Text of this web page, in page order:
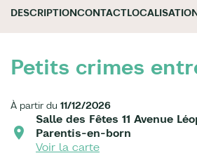
DESCRIPTIONCONTACT
Petits crimes
À partir du 11/12/2026
Salle des Fêtes 11 Avenue
Parentis-en-born
Voir la carte